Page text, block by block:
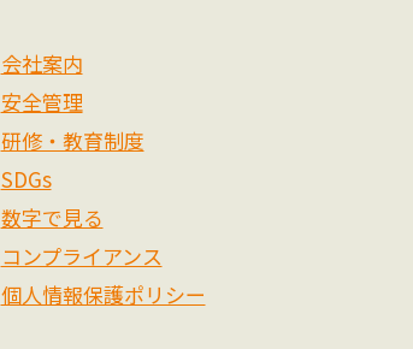
会社案内
安全管理
研修・教育制度
SDGs
数字で見る
コンプライアンス
個人情報保護ポリシー